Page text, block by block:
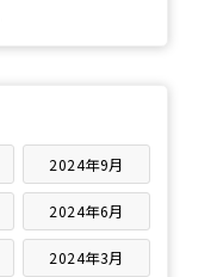
2024年9月
2024年6月
2024年3月